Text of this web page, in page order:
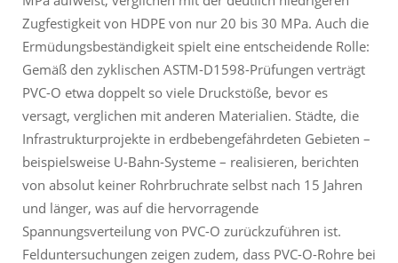
Zugfestigkeit von HDPE von nur 20 bis 30 MPa. Auch die
Ermüdungsbeständigkeit spielt eine entscheidende Rolle:
Gemäß den zyklischen ASTM-D1598-Prüfungen verträgt
PVC-O etwa doppelt so viele Druckstöße, bevor es
versagt, verglichen mit anderen Materialien. Städte, die
Infrastrukturprojekte in erdbebengefährdeten Gebieten –
beispielsweise U-Bahn-Systeme – realisieren, berichten
von absolut keiner Rohrbruchrate selbst nach 15 Jahren
und länger, was auf die hervorragende
Spannungsverteilung von PVC-O zurückzuführen ist.
Felduntersuchungen zeigen zudem, dass PVC-O-Rohre bei